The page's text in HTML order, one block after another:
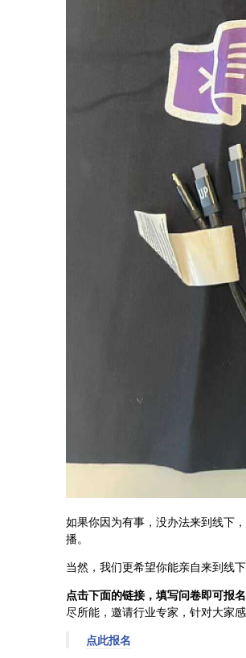
如果你因为有事，没办法来到线下
播。
当然，我们更希望你能亲自来到线
点击下面的链接，填写问卷即可报
尽所能，邀请行业专家，针对大家
点此报名